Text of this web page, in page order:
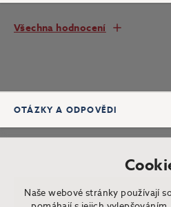
Všechna hodnocení
OTÁZKY A ODPOVĚDI
Naše webové stránky používají